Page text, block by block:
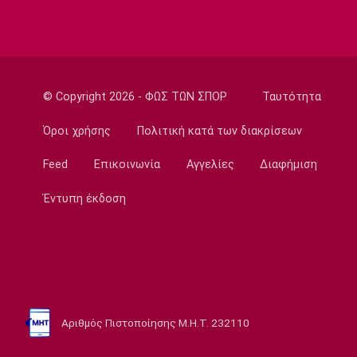
έλλειψη ρυθμού
Ποδόσφαιρο - Διεθνή
Συνεχίζει στο MLS ο Σέρχι Ρομπέρτο
Στίβος
την Ραφαηλίδου στον τελικό της
23:00
Ποδόσφαιρο - Διεθνή
© Copyright 2026 - ΦΩΣ ΤΩΝ ΣΠΟΡ Ταυτότητα
Όροι χρήσης Πολιτική κατά των διακρίσεων
Feed Επικοινωνία Αγγελίες Διαφήμιση
Έντυπη έκδοση
Αριθμός Πιστοποίησης Μ.Η.Τ. 232110